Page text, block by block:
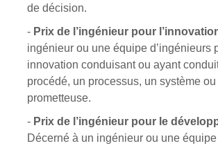
de décision.
- Prix de l’ingénieur pour
ingénieur ou une équipe d’ingénieurs
innovation conduisant ou ayant
procédé, un processus, un système
prometteuse.
- Prix de l’ingénieur pour le
Décerné à un ingénieur ou une